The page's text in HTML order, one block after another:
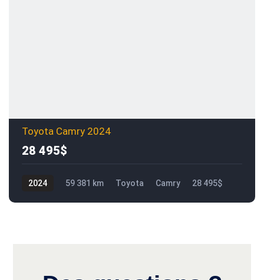
Toyota Camry 2024
28 495$
2024 59 381 km Toyota Camry 28 495$